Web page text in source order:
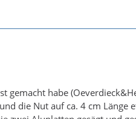
gemacht habe
die Nut auf ca. 4 cm